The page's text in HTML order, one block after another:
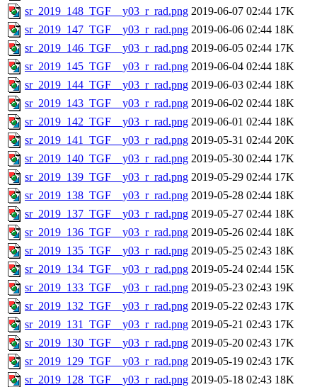
sr_2019_148_TGF__y03_r_rad.png 2019-06-07 02:44 17K
sr_2019_147_TGF__y03_r_rad.png 2019-06-06 02:44 18K
sr_2019_146_TGF__y03_r_rad.png 2019-06-05 02:44 17K
sr_2019_145_TGF__y03_r_rad.png 2019-06-04 02:44 18K
sr_2019_144_TGF__y03_r_rad.png 2019-06-03 02:44 18K
sr_2019_143_TGF__y03_r_rad.png 2019-06-02 02:44 18K
sr_2019_142_TGF__y03_r_rad.png 2019-06-01 02:44 18K
sr_2019_141_TGF__y03_r_rad.png 2019-05-31 02:44 20K
sr_2019_140_TGF__y03_r_rad.png 2019-05-30 02:44 17K
sr_2019_139_TGF__y03_r_rad.png 2019-05-29 02:44 17K
sr_2019_138_TGF__y03_r_rad.png 2019-05-28 02:44 18K
sr_2019_137_TGF__y03_r_rad.png 2019-05-27 02:44 18K
sr_2019_136_TGF__y03_r_rad.png 2019-05-26 02:44 18K
sr_2019_135_TGF__y03_r_rad.png 2019-05-25 02:43 18K
sr_2019_134_TGF__y03_r_rad.png 2019-05-24 02:44 15K
sr_2019_133_TGF__y03_r_rad.png 2019-05-23 02:43 19K
sr_2019_132_TGF__y03_r_rad.png 2019-05-22 02:43 17K
sr_2019_131_TGF__y03_r_rad.png 2019-05-21 02:43 17K
sr_2019_130_TGF__y03_r_rad.png 2019-05-20 02:43 17K
sr_2019_129_TGF__y03_r_rad.png 2019-05-19 02:43 17K
sr_2019_128_TGF__y03_r_rad.png 2019-05-18 02:43 18K